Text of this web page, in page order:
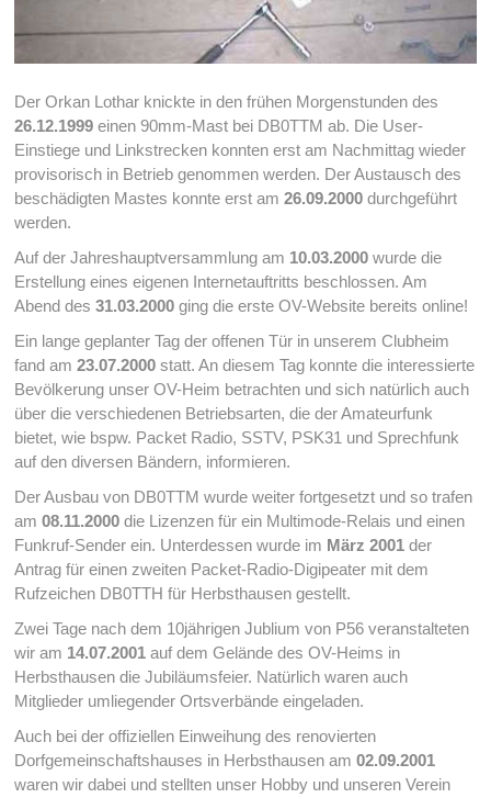
Der Orkan Lothar knickte in den frühen Morgenstunden des
26.12.1999 einen 90mm-Mast bei DB0TTM ab. Die User-
Einstiege und Linkstrecken konnten erst am Nachmittag wieder
provisorisch in Betrieb genommen werden. Der Austausch des
beschädigten Mastes konnte erst am26.09.2000 durchgeführt
werden.
Auf der Jahreshauptversammlung am 10.03.2000 wurde die
Erstellung eines eigenen Internetauftritts beschlossen. Am
Abend des31.03.2000 ging die erste OV-Website bereits online!
Ein lange geplanter Tag der offenen Tür in unserem Clubheim
fand am23.07.2000 statt. An diesem Tag konnte die interessierte
Bevölkerung unser OV-Heim betrachten und sich natürlich auch
über die verschiedenen Betriebsarten, die der Amateurfunk
bietet, wie bspw. Packet Radio, SSTV, PSK31 und Sprechfunk
auf den diversen Bändern, informieren.
Der Ausbau von DB0TTM wurde weiter fortgesetzt und so trafen
am08.11.2000 die Lizenzen für ein Multimode-Relais und einen
Funkruf-Sender ein. Unterdessen wurde im März 2001 der
Antrag für einen zweiten Packet-Radio-Digipeater mit dem
Rufzeichen DB0TTH für Herbsthausen gestellt.
Zwei Tage nach dem 10jährigen Jublium von P56 veranstalteten
wir am 14.07.2001 auf dem Gelände des OV-Heims in
Herbsthausen die Jubiläumsfeier. Natürlich waren auch
Mitglieder umliegender Ortsverbände eingeladen.
Auch bei der offiziellen Einweihung des renovierten
Dorfgemeinschaftshauses in Herbsthausen am02.09.2001
waren wir dabei und stellten unser Hobby und unseren Verein